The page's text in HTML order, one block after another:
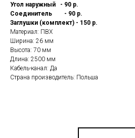
Угол наружный - 90 р.
Соединитель - 90 р.
Заглушки (комплект) - 150 р.
Материал: ПВХ
Ширина: 26 мм
Высота: 70 мм
Длина: 2500 мм
Кабель-канал: Да
Страна производитель: Польша